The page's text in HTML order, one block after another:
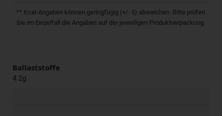
** Kcal-Angaben können geringfügig (+/- 5) abweichen. Bitte prüfen
Sie im Einzelfall die Angaben auf der jeweiligen Produktverpackung.
Ballaststoffe
4.2g